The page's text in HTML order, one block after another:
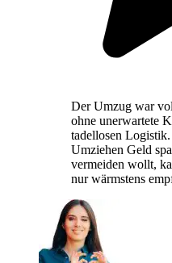
Der Umzug war
ohne unerwartete
tadellosen
Umziehen Geld
vermeiden wollt,
nur wärmstens